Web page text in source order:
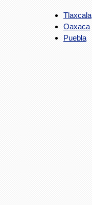
Tlaxcala
Oaxaca
Puebla